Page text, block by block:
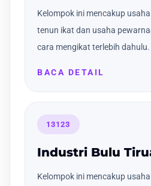
Kelompok ini mencakup
tenun ikat dan usaha
cara mengikat terlebih dahulu.
BACA DETAIL
13123
Industri Bulu
Kelompok ini mencakup